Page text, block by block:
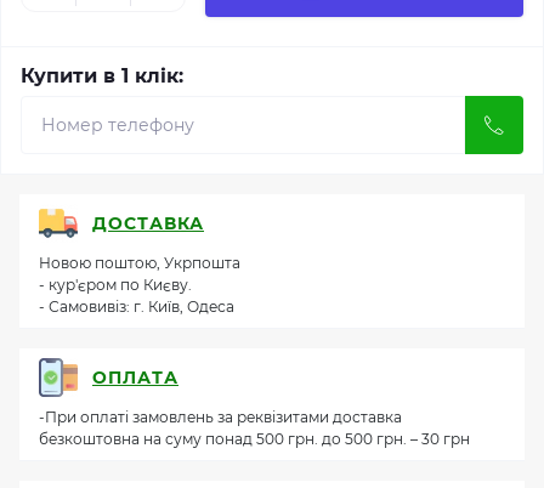
Купити в 1 клік:
ДОСТАВКА
Новою поштою, Укрпошта
- кур'єром по Києву.
- Самовивіз: г. Київ, Одеса
ОПЛАТА
-При оплаті замовлень за реквізитами доставка
безкоштовна на суму понад 500 грн. до 500 грн. – 30 грн